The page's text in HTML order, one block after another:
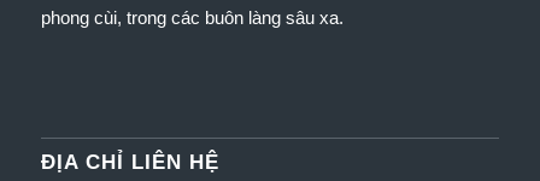
phong cùi, trong các buôn làng sâu xa.
ĐỊA CHỈ LIÊN HỆ